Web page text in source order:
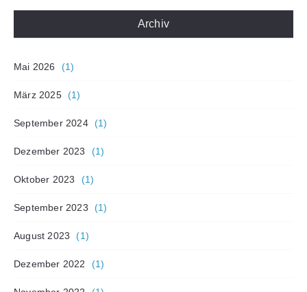
Archiv
Mai 2026 (1)
März 2025 (1)
September 2024 (1)
Dezember 2023 (1)
Oktober 2023 (1)
September 2023 (1)
August 2023 (1)
Dezember 2022 (1)